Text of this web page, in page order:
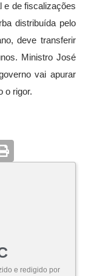
e de fiscalizações
distribuída pelo
deve transferir
Ministro José
vai apurar
o rigor.
e redigido por